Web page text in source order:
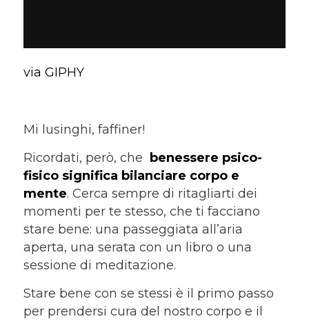
via GIPHY
Mi lusinghi, faffiner!
Ricordati, però, che
benessere psico-
fisico significa bilanciare corpo e
mente. Cerca sempre di ritagliarti dei
momenti per te stesso, che ti facciano
stare bene: una passeggiata all’aria
aperta, una serata con un libro o una
sessione di meditazione.
Stare bene con se stessi è il primo passo
per prendersi cura del nostro corpo e il